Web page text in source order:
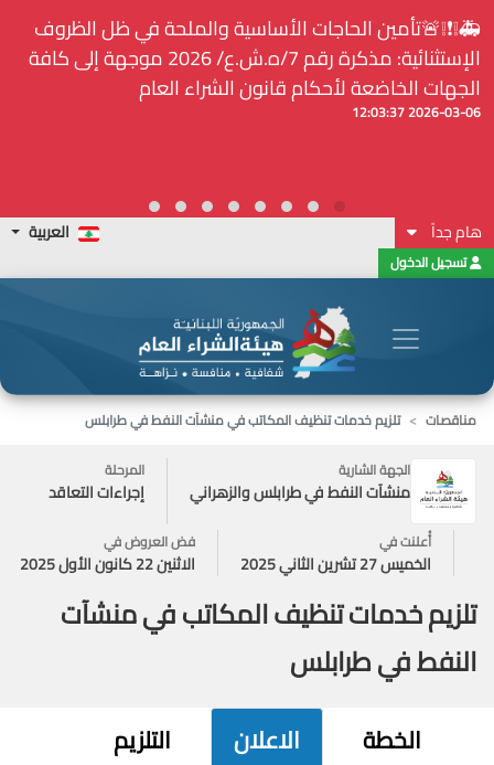
⚠️... ويكون النشر إلزامياً على المنصة الإلكترونيّة المركزيّة
لدى هيئة الشراء العام... الخ. (المادة 109 : الشفافية)
2026-02-24 13:48:11
هام جداً العربية
تسجيل الدخول
مناقصات
تلزيم خدمات تنظيف المكاتب في منشآت النفط في طرابلس
الجهة الشارية
منشآت النفط في طرابلس والزهراني
المرحلة
إجراءات التعاقد
أُعلنت في
الخميس 27 تشرين الثاني 2025
فض العروض في
الاثنين 22 كانون الأول 2025
تلزيم خدمات تنظيف المكاتب في منشآت
النفط في طرابلس
الخطة الاعلان
التلزيم